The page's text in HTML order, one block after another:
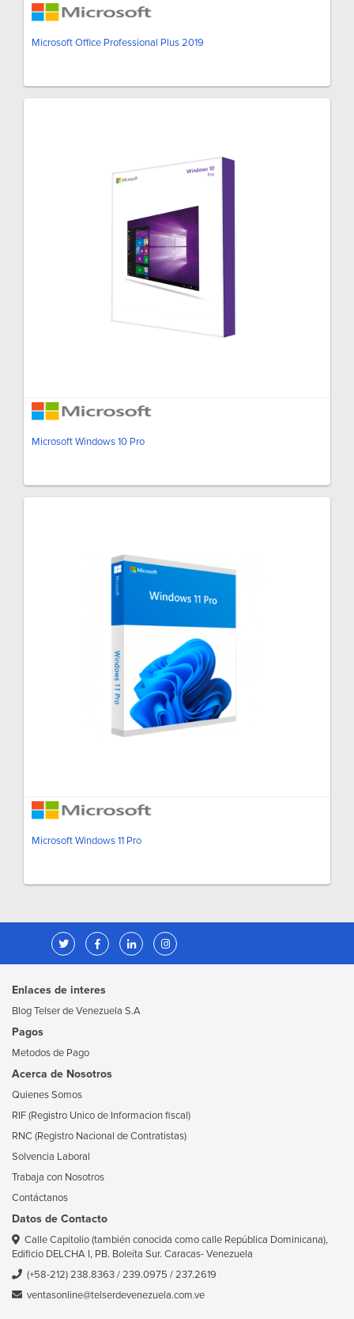
Microsoft Office Professional Plus 2019
Microsoft Windows 10 Pro
Microsoft Windows 11 Pro
Enlaces de interes
Blog Telser de Venezuela S.A
Pagos
Metodos de Pago
Acerca de Nosotros
Quienes Somos
RIF (Registro Unico de Informacion fiscal)
RNC (Registro Nacional de Contratistas)
Solvencia Laboral
Trabaja con Nosotros
Contáctanos
Datos de Contacto
Calle Capitolio (también conocida como calle República Dominicana),
Edificio DELCHA I, PB. Boleíta Sur. Caracas- Venezuela
(+58-212) 238.8363/239.0975 /237.2619
ventasonline@telserdevenezuela.com.ve